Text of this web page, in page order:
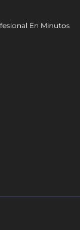
En Minutos